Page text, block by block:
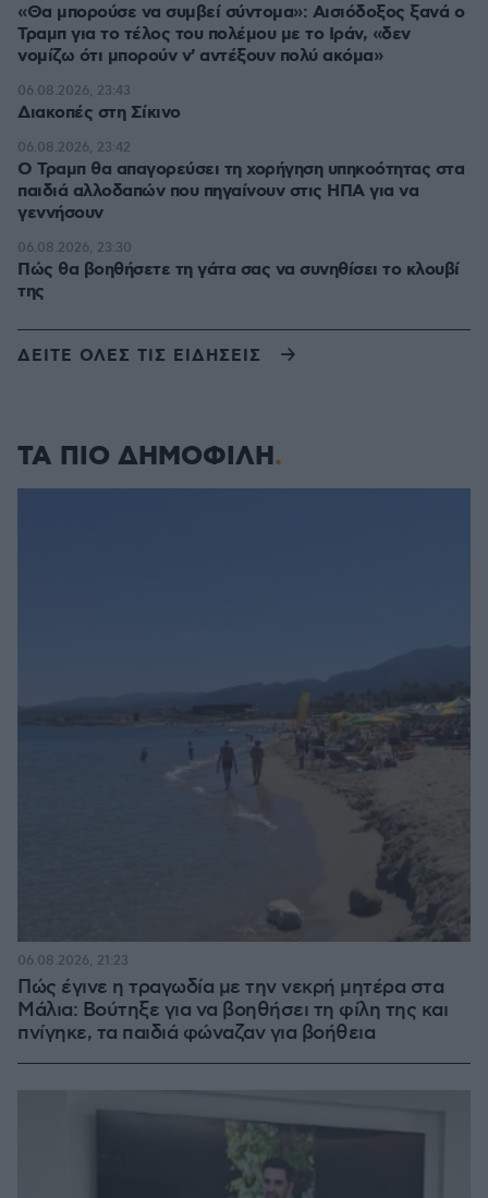
«Θα μπορούσε να συμβεί σύντομα»: Αισιόδοξος ξανά ο
Τραμπ για το τέλος του πολέμου με το Ιράν, «δεν
νομίζω ότι μπορούν ν' αντέξουν πολύ ακόμα»
Διακοπές στη Σίκινο
06.08.2026, 23:43
Ο Τραμπ θα απαγορεύσει τη χορήγηση υπηκοότητας στα
παιδιά αλλοδαπών που πηγαίνουν στις ΗΠΑ για να
γεννήσουν
06.08.2026, 23:42
Πώς θα βοηθήσετε τη γάτα σας να συνηθίσει το κλουβί
της
06.08.2026, 23:30
ΔΕΙΤΕ ΟΛΕΣ ΤΙΣ ΕΙΔΗΣΕΙΣ
ΤΑ ΠΙΟ ΔΗΜΟΦΙΛΗ
Πώς έγινε η τραγωδία με την νεκρή μητέρα στα
Μάλια: Βούτηξε για να βοηθήσει τη φίλη της και
πνίγηκε, τα παιδιά φώναζαν για βοήθεια
06.08.2026, 21:23